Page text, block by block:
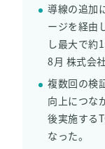
導線の追加
ージを経由
し最大で
8月 株式会
複数回の検
向上につな
後実施する
なった。